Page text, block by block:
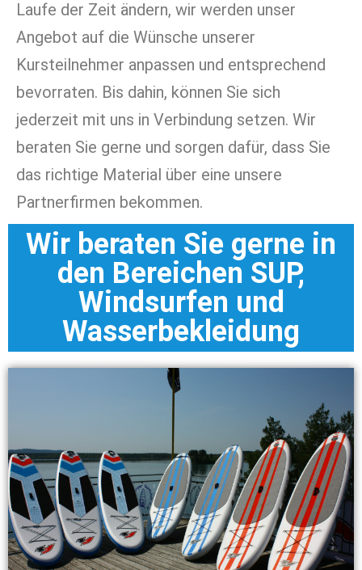
Laufe der Zeit ändern, wir werden unser
Angebot auf die Wünsche unserer
Kursteilnehmer anpassen und entsprechend
bevorraten. Bis dahin, können Sie sich
jederzeit mit uns in Verbindung setzen. Wir
beraten Sie gerne und sorgen dafür, dass Sie
das richtige Material über eine unsere
Partnerfirmen bekommen.
Wir beraten Sie gerne in
den Bereichen SUP,
Windsurfen und
Wasserbekleidung